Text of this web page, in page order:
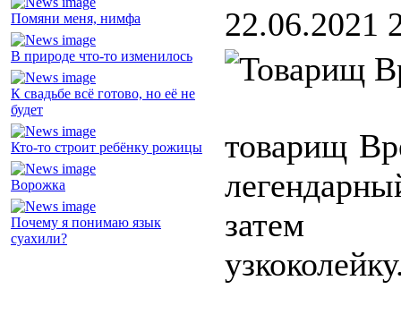
Помяни меня, нимфа
В природе что-то изменилось
К свадьбе всё готово, но её не
будет
Кто-то строит ребёнку рожицы
Ворожка
Почему я понимаю язык
суахили?
22.06.2021
товарищ
затем